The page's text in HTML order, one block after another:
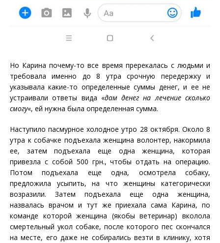
Но Карина почему-то все время пререкалась с людьми и
требовала именно до 8 утра срочную передержку и
указывала какие-то определенные суммы денег, и ее не
устраивали ответы вида «дам денег на лечение сколько
смогу«, ей нужна была определенная сумма.
Наступило пасмурное холодное утро 28 октября. Около 8
утра к собачке подъехала женщина волонтер, накормила
ее, затем подъехала еще одна женщина, которая
привезла с собой 500 грн., чтобы отдать на операцию.
Потом подъехала еще одна, осмотрела собаку,
предложила усыпить, на что женщины категорически
возразили. Затем подъехала еще одна женщина,
назвалась врачом и тут же приехала сама Карина, по
команде которой женщина (якобы ветеринар) вколола
смертельный укол собаке, после которого пес скончался
на месте, его даже не собирались везти в клинику, хотя